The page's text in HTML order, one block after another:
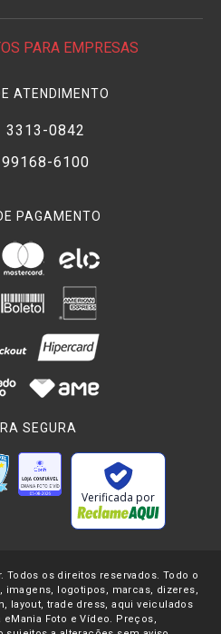
PARA EMPRESAS
ATENDIMENTO
3313-0842
6100
PAGAMENTO
SEGURA
Verificada por
Todos os direitos reservados. Todo o
imagens, logotipos, marcas, dizeres,
layout, trade dress, aqui veiculados
Foto e Vídeo. Preços,